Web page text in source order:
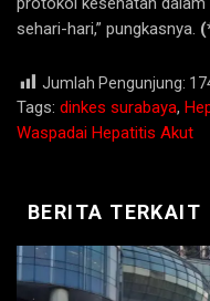
sehari-hari,” pungkasnya.
Jumlah Pengunjung:
Tags: dinkes surabaya,
Waspadai Hepatitis Akut
BERITA TERKAIT